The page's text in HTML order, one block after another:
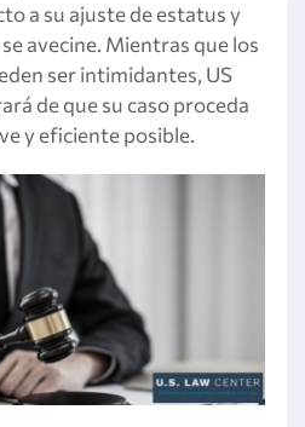
a su ajuste de estatus y
avecine. Mientras que los
ser intimidantes, US
de que su caso proceda
y eficiente posible.